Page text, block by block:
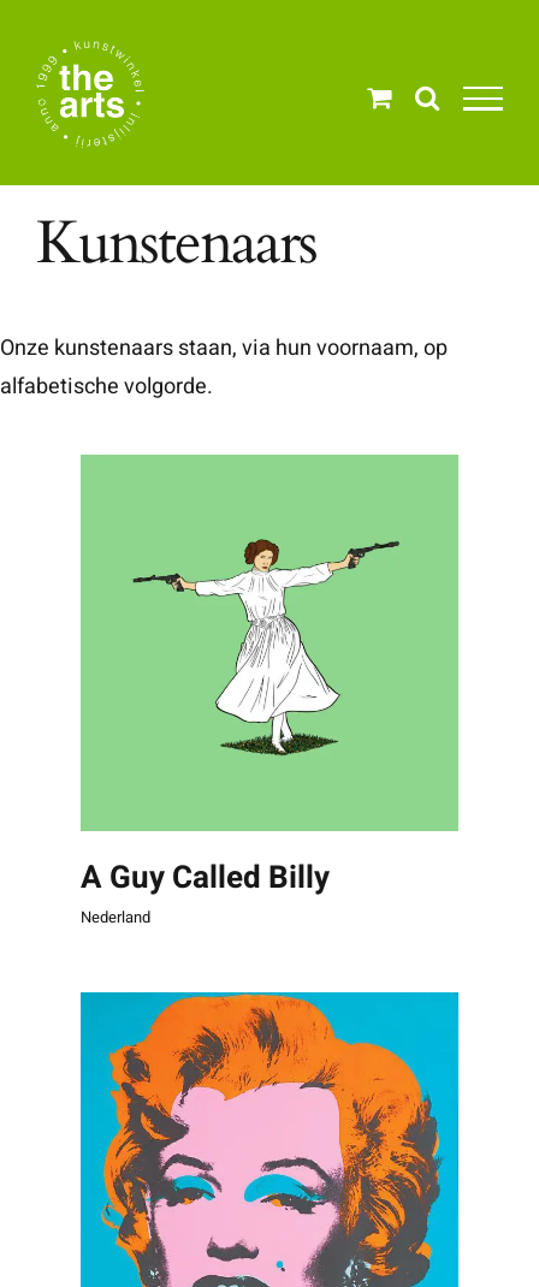
inhoud
Kunstenaars
Onze kunstenaars staan, via hun voornaam, op
alfabetische volgorde.
A Guy Called Billy
Nederland